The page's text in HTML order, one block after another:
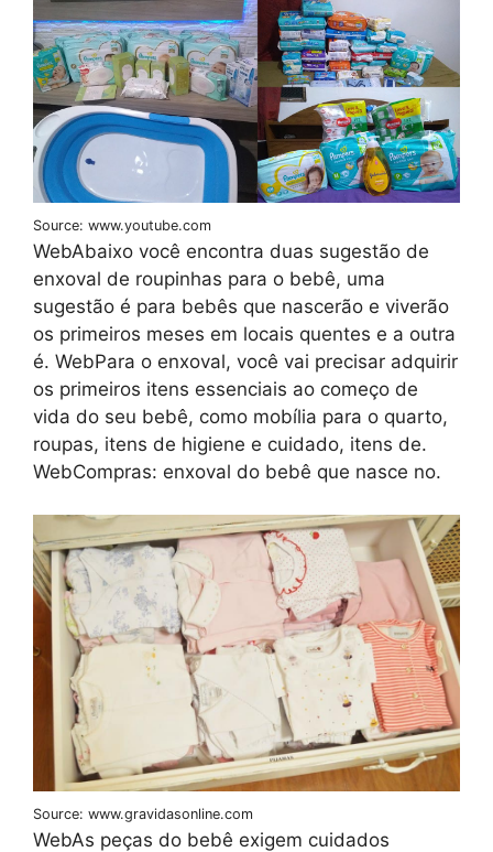
Source: www.youtube.com
WebAbaixo você encontra duas sugestão de
enxoval de roupinhas para o bebê, uma
sugestão é para bebês que nascerão e viverão
os primeiros meses em locais quentes e a outra
é. WebPara o enxoval, você vai precisar adquirir
os primeiros itens essenciais ao começo de
vida do seu bebê, como mobília para o quarto,
roupas, itens de higiene e cuidado, itens de.
WebCompras: enxoval do bebê que nasce no.
Source: www.gravidasonline.com
WebAs peças do bebê exigem cuidados